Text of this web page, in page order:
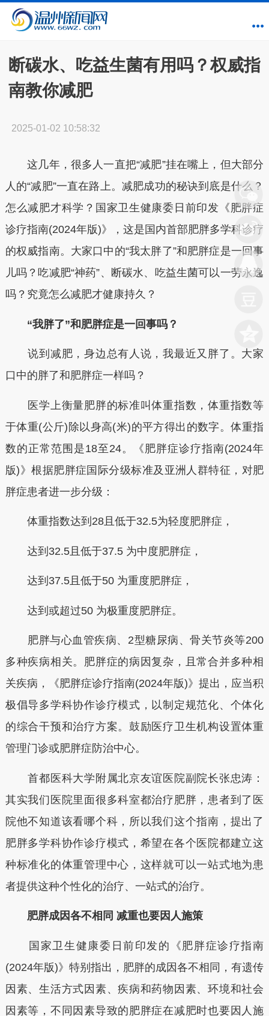
断碳水、吃益生菌有用吗？权威指
南教你减肥
2025-01-02 10:58:32
这几年，很多人一直把“减肥”挂在嘴上，但大部分
人的“减肥”一直在路上。减肥成功的秘诀到底是什么？
怎么减肥才科学？国家卫生健康委日前印发《肥胖症
诊疗指南(2024年版)》，这是国内首部肥胖多学科诊疗
的权威指南。大家口中的“我太胖了”和肥胖症是一回事
儿吗？吃减肥“神药”、断碳水、吃益生菌可以一劳永逸
吗？究竟怎么减肥才健康持久？
“我胖了”和肥胖症是一回事吗？
说到减肥，身边总有人说，我最近又胖了。大家
口中的胖了和肥胖症一样吗？
医学上衡量肥胖的标准叫体重指数，体重指数等
于体重(公斤)除以身高(米)的平方得出的数字。体重指
数的正常范围是18至24。《肥胖症诊疗指南(2024年
版)》根据肥胖症国际分级标准及亚洲人群特征，对肥
胖症患者进一步分级：
体重指数达到28且低于32.5为轻度肥胖症，
达到32.5且低于37.5 为中度肥胖症，
达到37.5且低于50 为重度肥胖症，
达到或超过50 为极重度肥胖症。
肥胖与心血管疾病、2型糖尿病、骨关节炎等200
多种疾病相关。肥胖症的病因复杂，且常合并多种相
关疾病，《肥胖症诊疗指南(2024年版)》提出，应当积
极倡导多学科协作诊疗模式，以制定规范化、个体化
的综合干预和治疗方案。鼓励医疗卫生机构设置体重
管理门诊或肥胖症防治中心。
首都医科大学附属北京友谊医院副院长张忠涛：
其实我们医院里面很多科室都治疗肥胖，患者到了医
院他不知道该看哪个科，所以我们这个指南，提出了
肥胖多学科协作诊疗模式，希望在各个医院都建立这
种标准化的体重管理中心，这样就可以一站式地为患
者提供这种个性化的治疗、一站式的治疗。
肥胖成因各不相同 减重也要因人施策
国家卫生健康委日前印发的《肥胖症诊疗指南
(2024年版)》特别指出，肥胖的成因各不相同，有遗传
因素、生活方式因素、疾病和药物因素、环境和社会
因素等，不同因素导致的肥胖症在减肥时也要因人施